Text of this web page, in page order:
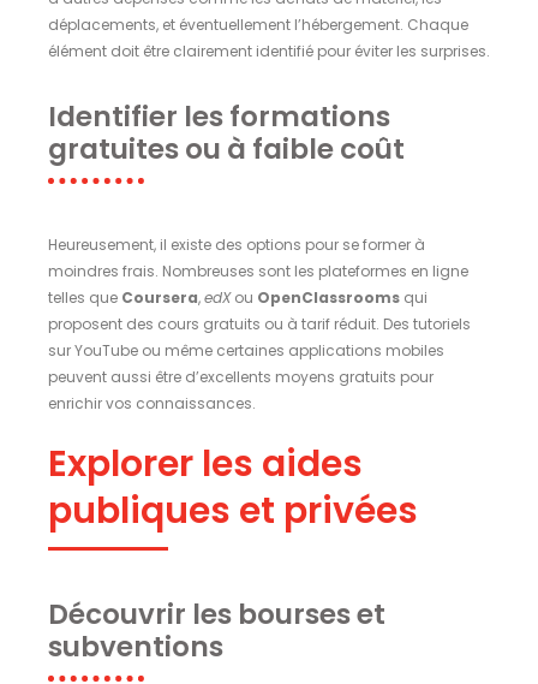
déplacements, et éventuellement l’hébergement. Chaque
élément doit être clairement identifié pour éviter les surprises.
Identifier les formations
gratuites ou à faible coût
Heureusement, il existe des options pour se former à
moindres frais. Nombreuses sont les plateformes en ligne
telles que Coursera,edXou OpenClassrooms qui
proposent des cours gratuits ou à tarif réduit. Des tutoriels
sur YouTube ou même certaines applications mobiles
peuvent aussi être d’excellents moyens gratuits pour
enrichir vos connaissances.
Explorer les aides
publiques et privées
Découvrir les bourses et
subventions